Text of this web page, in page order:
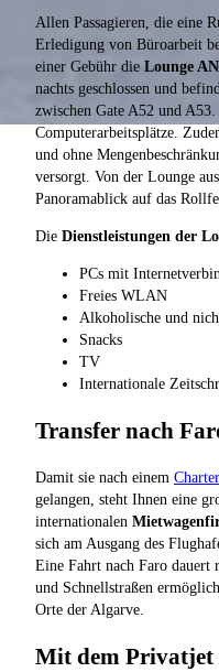
Allen Passagieren, die eine
Erledigung von Büroarbeit
einer Gebühr die Lounge
nachts geschlossen und
zwischen Gate A52 und
Computerarbeitsplätze.
und ohne
versorgt. Von der Lounge
Panoramablick auf das
Die Dienstleistungen der
PCs mit
Freies WLAN
Alkoholische und
Snacks
TV
Internationale
Transfer nach
Damit sie nach einem
gelangen, steht Ihnen eine
internationalen
sich am Ausgang des
Eine Fahrt nach Faro dauert
und Schnellstraßen
Orte der Algarve.
Mit dem Privatjet